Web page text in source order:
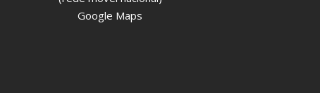
Google Maps